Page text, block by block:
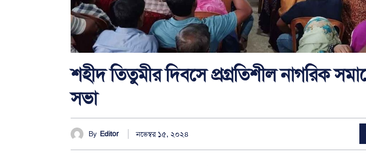
শহীদ তিতুমীর দিবসে প্রগ্রতিশীল নাগরিক
সভা
By Editor নভেম্বর ১৫, ২০২৪